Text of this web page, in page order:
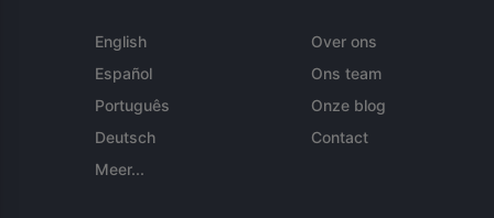
English
Español
Português
Deutsch
Meer...
Over ons
Ons team
Onze blog
Contact